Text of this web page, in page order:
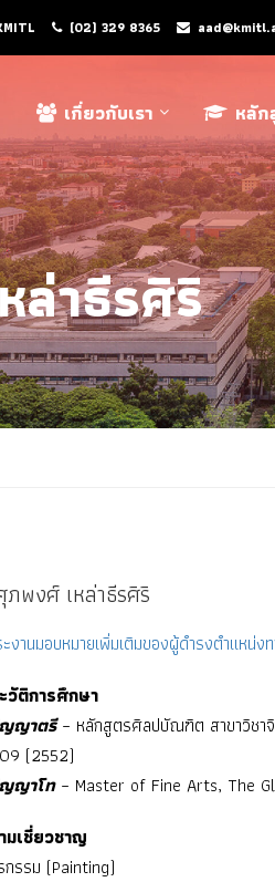
(02) 329 8365
เกี่ยวกับเรา หลั
ล่าธีรศิริ
พงศ์ เหล่าธีรศิริ
งานมอบหมายเพิ่มเติมของผู้ดำรงตำแหน่ง
วัติการศึกษา
ญาตรี– หลักสูตรศิลปบัณฑิต สาขาวิชา
(2552)
ญาโท– Master of Fine Arts, The
มเชี่ยวชาญ
กรรม (Painting)